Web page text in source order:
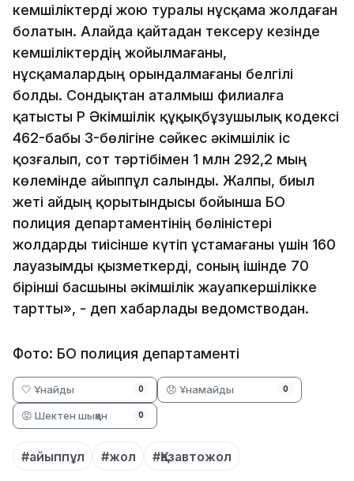
кемшіліктерді жою туралы нұсқама жолдаған
болатын. Алайда қайтадан тексеру кезінде
кемшіліктердің жойылмағаны,
нұсқамалардың орындалмағаны белгілі
болды. Сондықтан аталмыш филиалға
қатысты ҚР Әкімшілік құқықбұзушылық кодексі
462-бабы 3-бөлігіне сәйкес әкімшілік іс
қозғалып, сот тәртібімен 1 млн 292,2 мың
көлемінде айыппұл салынды. Жалпы, биыл
жеті айдың қорытындысы бойынша БҚО
полиция департаментінің бөліністері
жолдарды тиісінше күтіп ұстамағаны үшін 160
лауазымды қызметкерді, соның ішінде 70
бірінші басшыны әкімшілік жауапкершілікке
тартты», - деп хабарлады ведомстводан.
Фото: БҚО полиция департаменті
🤍 Ұнайды 0 😞 Ұнамайды 0
😡 Шектен шыққан 0
#айыппұл #жол #Қазавтожол